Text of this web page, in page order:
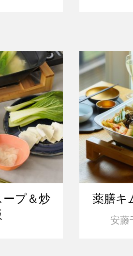
プ＆炒
薬膳キ
安藤